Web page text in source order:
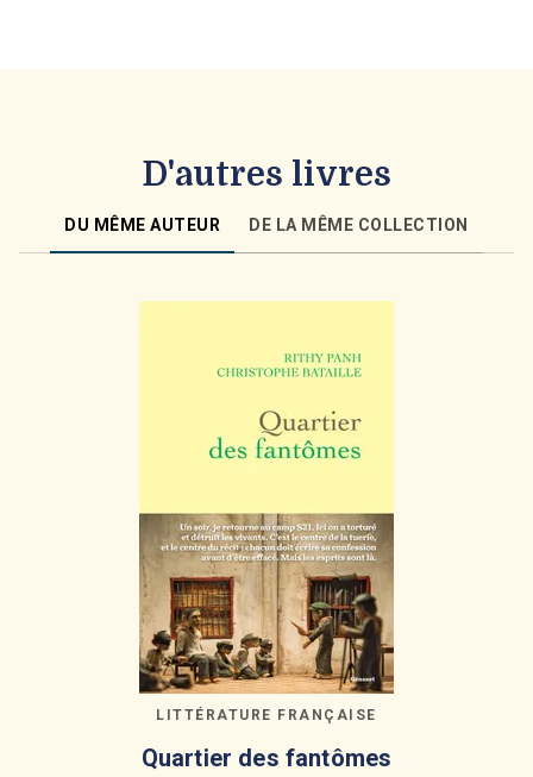
D'autres livres
DU MÊME AUTEUR DE LA MÊME COLLECTION
LITTÉRATURE FRANÇAISE
Quartier des fantômes